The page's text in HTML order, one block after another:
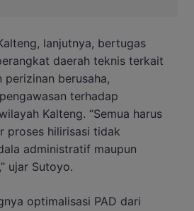
lanjutnya, bertugas
daerah teknis terkait
perizinan berusaha,
terhadap
Kalteng. “Semua harus
proses hilirisasi tidak
administratif maupun
ujar Sutoyo.
optimalisasi PAD dari